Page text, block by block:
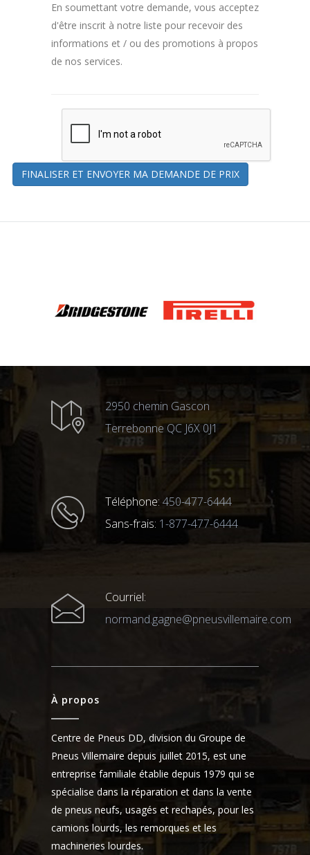
En soumettant votre demande, vous acceptez
d'être inscrit à notre liste pour recevoir des
informations et / ou des promotions à propos
de nos services.
FINALISER ET ENVOYER MA DEMANDE DE PRIX
2950 chemin Gascon
Terrebonne QC J6X 0J1
Téléphone: 450-477-6444
Sans-frais: 1-877-477-6444
Courriel:
normand.gagne@pneusvillemaire.com
À propos
Centre de Pneus DD, division du Groupe de
Pneus Villemaire depuis juillet 2015, est une
entreprise familiale établie depuis 1979 qui se
spécialise dans la réparation et dans la vente
de pneus neufs, usagés et rechapés, pour les
camions lourds, les remorques et les
machineries lourdes.